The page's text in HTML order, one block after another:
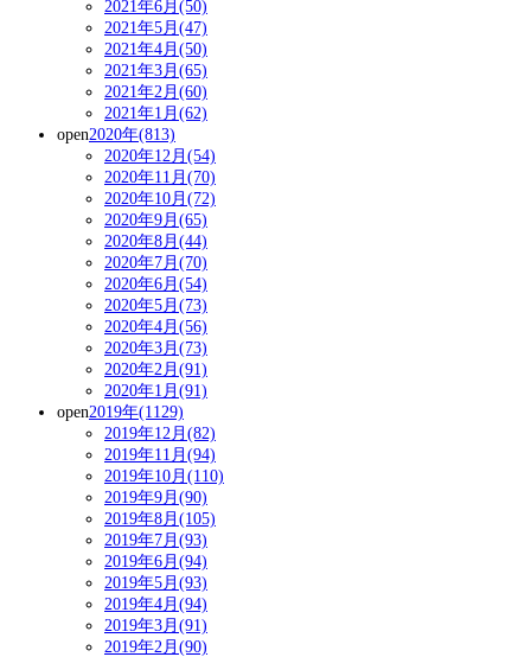
2021年6月(50)
2021年5月(47)
2021年4月(50)
2021年3月(65)
2021年2月(60)
2021年1月(62)
open2020年(813)
2020年12月(54)
2020年11月(70)
2020年10月(72)
2020年9月(65)
2020年8月(44)
2020年7月(70)
2020年6月(54)
2020年5月(73)
2020年4月(56)
2020年3月(73)
2020年2月(91)
2020年1月(91)
open2019年(1129)
2019年12月(82)
2019年11月(94)
2019年10月(110)
2019年9月(90)
2019年8月(105)
2019年7月(93)
2019年6月(94)
2019年5月(93)
2019年4月(94)
2019年3月(91)
2019年2月(90)